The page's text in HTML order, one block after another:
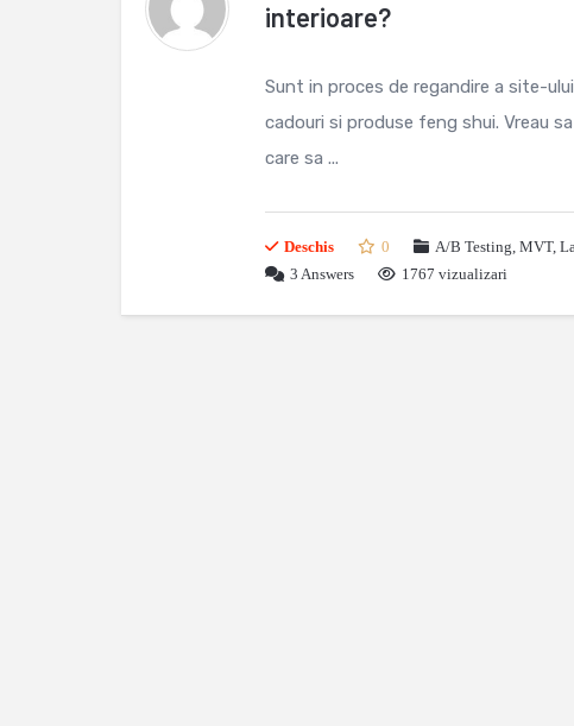
interioare?
Sunt in proces de regandire a site-
cadouri si produse feng shui. Vreau
care sa ...
Deschis 0 A/B Testing, MVT,
3 Answers 1767 vizualizari